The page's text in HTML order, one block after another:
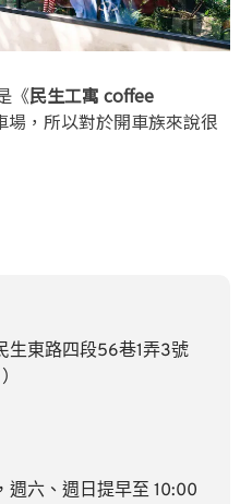
《民生工寓 coffee
場，所以對於開車族來說很
生東路四段56巷1弄3號
六、週日提早至 10:00